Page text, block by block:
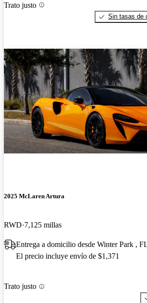
Trato justo
Sin tasas de
2025 McLaren Artura
RWD 7,125 millas
Entrega a domicilio desde Winter Park ,
El precio incluye envío de $1,371
Trato justo